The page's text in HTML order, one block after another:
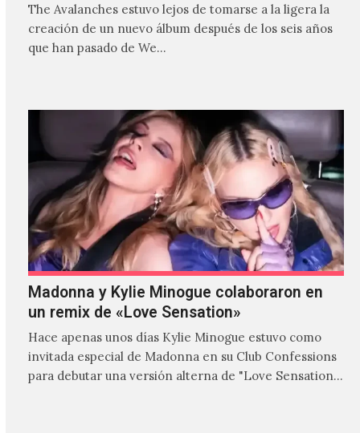
The Avalanches estuvo lejos de tomarse a la ligera la
creación de un nuevo álbum después de los seis años
que han pasado de We…
Madonna y Kylie Minogue colaboraron en
un remix de «Love Sensation»
Hace apenas unos días Kylie Minogue estuvo como
invitada especial de Madonna en su Club Confessions
para debutar una versión alterna de "Love Sensation",